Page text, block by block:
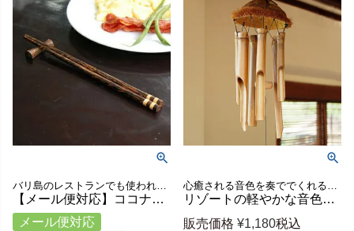
バリ島のレストランでも使われている人気のお箸とお箸置きのお得なセット
【メール便対応】ココナッツウッドのお箸Aタイプ[箸置きセット][11023]【アジアン雑貨のアジア工房本店】
メール便対応
心癒される音色を奏ででくれるバリ島の人気アジアン雑貨
リゾートの軽やかな音色を奏でるウィンドチャイム ココナッツシェル×バンブー 約W13×D14×H80cm [10525]
販売価格 ¥1,180税込